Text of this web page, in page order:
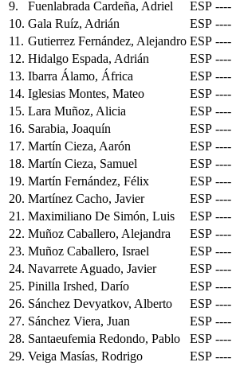
9.
Fuenlabrada Cardeña, Adriel ESP ----
10. Gala Ruíz, Adrián ESP ----
11. Gutierrez Fernández, Alejandro ESP ----
12. Hidalgo Espada, Adrián ESP ----
13. Ibarra Álamo, África ESP ----
14. Iglesias Montes, Mateo ESP ----
15. Lara Muñoz, Alicia ESP ----
16. Sarabia, Joaquín ESP ----
17. Martín Cieza, Aarón ESP ----
18. Martín Cieza, Samuel ESP ----
19. Martín Fernández, Félix ESP ----
20. Martínez Cacho, Javier ESP ----
21. Maximiliano De Simón, Luis ESP ----
22. Muñoz Caballero, Alejandra ESP ----
23. Muñoz Caballero, Israel ESP ----
24. Navarrete Aguado, Javier ESP ----
25. Pinilla Irshed, Darío ESP ----
26. Sánchez Devyatkov, Alberto ESP ----
27. Sánchez Viera, Juan ESP ----
28. Santaeufemia Redondo, Pablo ESP ----
29. Veiga Masías, Rodrigo ESP ----